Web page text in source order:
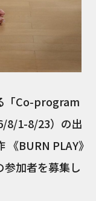
「Co-program
8/1-8/23）の出
BURN PLAY》
加者を募集し